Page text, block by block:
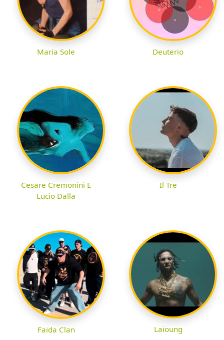
Maria Sole Deuterio
Cesare Cremonini E
Lucio Dalla
Il Tre
Faida Clan Laïoung